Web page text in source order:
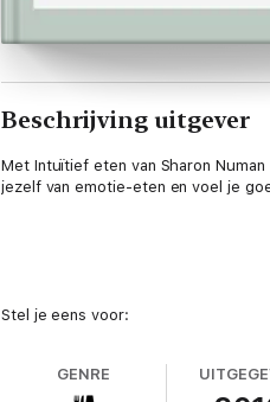
Beschrijving uitgever
Met Intuïtief eten van Sharon
jezelf van emotie-eten en voel je
Stel je eens voor:
GENRE